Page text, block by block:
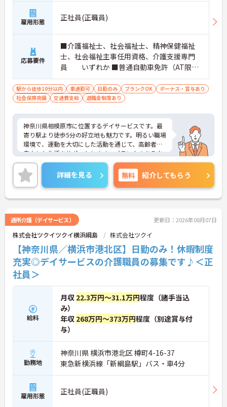
雇用形態 正社員(正職員)
応募要件
■介護福祉士、社会福祉士、精神保健福祉
士、社会福祉主事任用資格、介護支援専門
員 いずれか ■普通自動車免許（AT限定
可） ※ブランク可
駅から徒歩10分以内 車通勤可 日勤のみ ブランクOK
ボーナス・賞与あり
社会保険完備
交通費支給 退職金制度あり
神奈川県相模原市に位置するデイサービスです。最
寄り駅より徒歩5分の好立地も魅力です。明るい職場
環境で、運動を大切にした活動を通じて、高齢者の
自立した生活をサポートします。ブランクのある方
も歓迎♪30代～50代の幅広い年齢層が活躍中です。
資格取得支援制度や研修制度も充実しており、成長
を支援する体制が整っています。利用者様やご家族
とのコミュニケーションを大切にし、やりがいを感
じながら働ける職場です。ご興味のある方には、面
でお気軽にご相談ください！
詳細を見る 無料 紹介してもらう
通所介護（デイサービス） 更新日：2026年08月07日
株式会社ツクイツクイ横浜綱島 株式会社ツクイ
【神奈川県／横浜市港北区】日勤のみ！休暇制度
充実◎デイサービスの介護職員の募集です♪＜正
社員＞
給料
月収 22.3万円～31.1万円程度（諸手当込
み）
年収 268万円～373万円程度（別途賞与付
与）
勤務地
神奈川県 横浜市港北区 樽町4-16-37
東急新横浜線「新綱島駅」バス・車4分
雇用形態 正社員(正職員)